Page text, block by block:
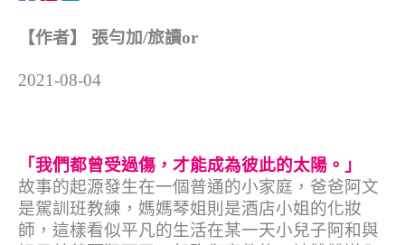
【作者】 張勻加/旅讀or
2021-08-04
「我們都曾受過傷，才能成為彼此的太陽。」
故事的起源發生在一個普通的小家庭，爸爸阿文
是駕訓班教練，媽媽琴姐則是酒店小姐的化妝
師，這樣看似平凡的生活在某一天小兒子阿和與